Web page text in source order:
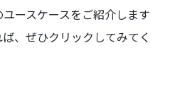
ースケースをご紹介します
、ぜひクリックしてみてく